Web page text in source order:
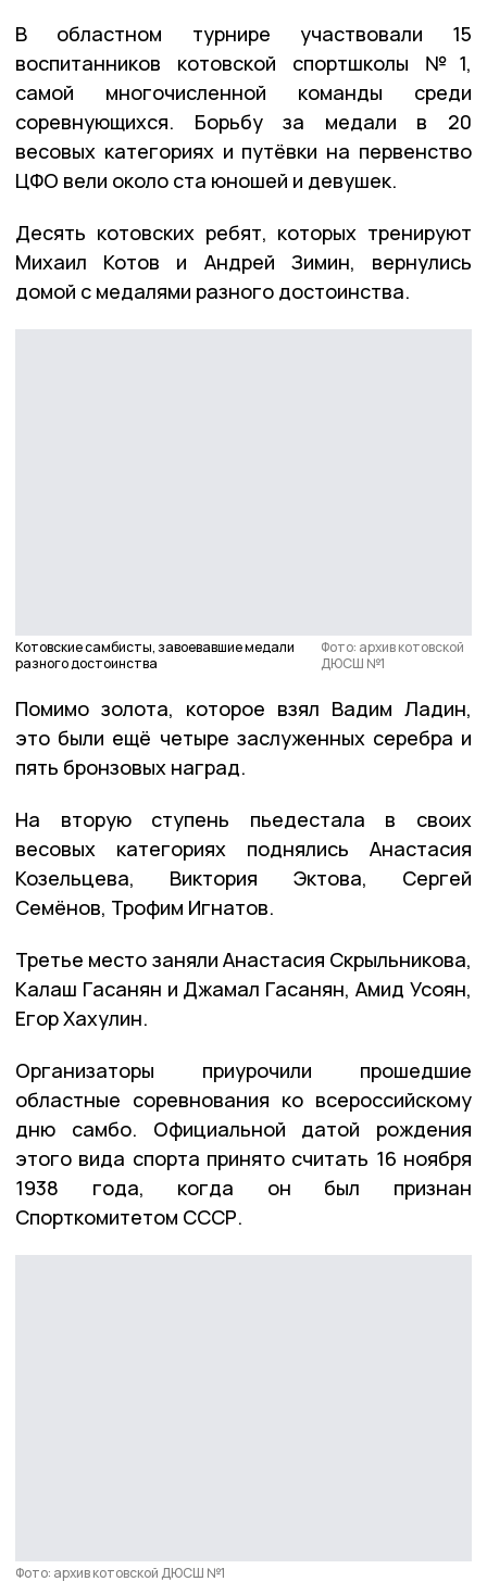
В областном турнире участвовали 15
воспитанников котовской спортшколы №1,
самой многочисленной команды среди
соревнующихся. Борьбу за медали в 20
весовых категориях и путёвки на первенство
ЦФО вели около ста юношей и девушек.
Десять котовских ребят, которых тренируют
Михаил Котов и Андрей Зимин, вернулись
домой с медалями разного достоинства.
Котовские самбисты, завоевавшие медали
разного достоинства
Фото: архив котовской
ДЮСШ №1
Помимо золота, которое взял Вадим Ладин,
это были ещё четыре заслуженных серебра и
пять бронзовых наград.
На вторую ступень пьедестала в своих
весовых категориях поднялись Анастасия
Козельцева, Виктория Эктова, Сергей
Семёнов, Трофим Игнатов.
Третье место заняли Анастасия Скрыльникова,
Калаш Гасанян и Джамал Гасанян, Амид Усоян,
Егор Хахулин.
Организаторы приурочили прошедшие
областные соревнования ко всероссийскому
дню самбо. Официальной датой рождения
этого вида спорта принято считать 16 ноября
1938 года, когда он был признан
Спорткомитетом СССР.
Фото: архив котовской ДЮСШ №1